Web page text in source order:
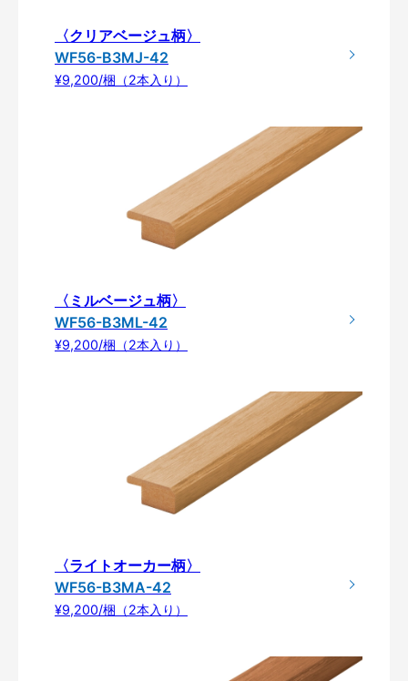
〈クリアベージュ柄〉
WF56-B3MJ-42
¥9,200/梱（2本入り）
〈ミルベージュ柄〉
WF56-B3ML-42
¥9,200/梱（2本入り）
〈ライトオーカー柄〉
WF56-B3MA-42
¥9,200/梱（2本入り）